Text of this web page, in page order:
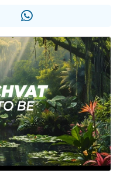
son Maasser
son Maasser
pour 5 enfants déjà orphelins risquent de perdre leur maman
3 personnes viennent de nous rejoindre sur WhatsApp